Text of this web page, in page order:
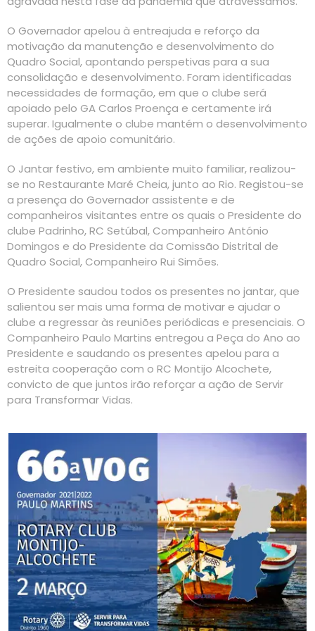
O Governador apelou à entreajuda e reforço da
motivação da manutenção e desenvolvimento do
Quadro Social, apontando perspetivas para a sua
consolidação e desenvolvimento. Foram identificadas
necessidades de formação, em que o clube será
apoiado pelo GA Carlos Proença e certamente irá
superar. Igualmente o clube mantém o desenvolvimento
de ações de apoio comunitário.
O Jantar festivo, em ambiente muito familiar, realizou-
se no Restaurante Maré Cheia, junto ao Rio. Registou-se
a presença do Governador assistente e de
companheiros visitantes entre os quais o Presidente do
clube Padrinho, RC Setúbal, Companheiro António
Domingos e do Presidente da Comissão Distrital de
Quadro Social, Companheiro Rui Simões.
O Presidente saudou todos os presentes no jantar, que
salientou ser mais uma forma de motivar e ajudar o
clube a regressar às reuniões periódicas e presenciais. O
Companheiro Paulo Martins entregou a Peça do Ano ao
Presidente e saudando os presentes apelou para a
estreita cooperação com o RC Montijo Alcochete,
convicto de que juntos irão reforçar a ação de Servir
para Transformar Vidas.